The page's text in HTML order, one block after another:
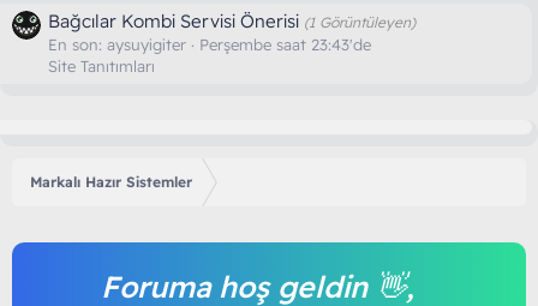
Bağcılar Kombi Servisi Önerisi (1 Görüntüleyen)
En son: aysuyigiter
Perşembe saat 23:43'de
Site Tanıtımları
Markalı Hazır Sistemler
Foruma hoş geldin 👋,